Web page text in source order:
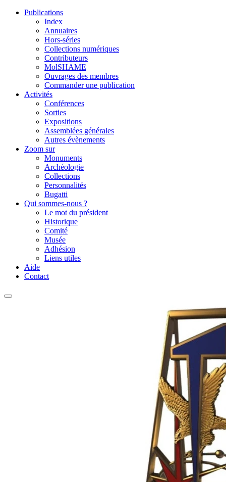
Publications
Index
Annuaires
Hors-séries
Collections numériques
Contributeurs
MolSHAME
Ouvrages des membres
Commander une publication
Activités
Conférences
Sorties
Expositions
Assemblées générales
Autres évènements
Zoom sur
Monuments
Archéologie
Collections
Personnalités
Bugatti
Qui sommes-nous ?
Le mot du président
Historique
Comité
Musée
Adhésion
Liens utiles
Aide
Contact